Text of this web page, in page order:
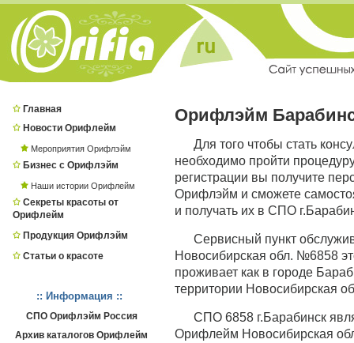
Главная
Новости Орифлейм
Мероприятия Орифлэйм
Бизнес с Орифлэйм
Наши истории Орифлейм
Секреты красоты от
Орифлейм
Продукция Орифлэйм
Статьи о красоте
:: Информация ::
СПО Орифлэйм Россия
Архив каталогов Орифлейм
Орифлэйм
Для того чтобы стать
необходимо пройти
регистрации вы получите
Орифлэйм и сможете
и получать их в СПО
Сервисный пункт
Новосибирская обл. №6858
проживает как в городе
территории Новосибирская
СПО 6858 г.Барабинск
Орифлейм Новосибирская